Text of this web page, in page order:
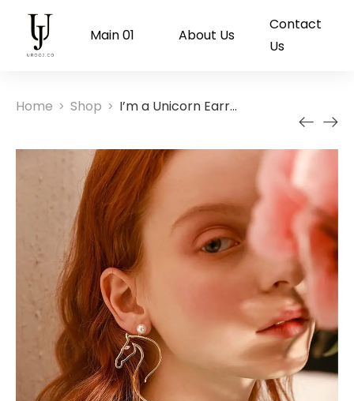
Main 01 About Us
Contact
Us
Home > Shop > I’m a Unicorn Earrings